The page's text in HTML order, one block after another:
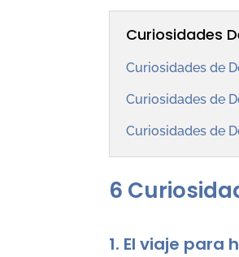
Curiosidades
Curiosidades de
Curiosidades de
Curiosidades de
6
1. El viaje para